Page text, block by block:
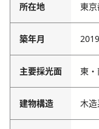
所在地 東
築年月
主要採光面 東
建物構造 木